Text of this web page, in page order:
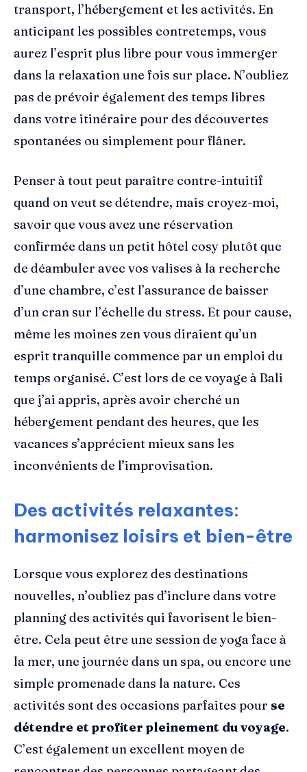
transport, l’hébergement et les activités. En
anticipant les possibles contretemps, vous
aurez l’esprit plus libre pour vous immerger
dans la relaxation une fois sur place. N’oubliez
pas de prévoir également des temps libres
dans votre itinéraire pour des découvertes
spontanées ou simplement pour flâner.
Penser à tout peut paraître contre-intuitif
quand on veut se détendre, mais croyez-moi,
savoir que vous avez une réservation
confirmée dans un petit hôtel cosy plutôt que
de déambuler avec vos valises à la recherche
d’une chambre, c’est l’assurance de baisser
d’un cran sur l’échelle du stress. Et pour cause,
même les moines zen vous diraient qu’un
esprit tranquille commence par un emploi du
temps organisé. C’est lors de ce voyage à Bali
que j’ai appris, après avoir cherché un
hébergement pendant des heures, que les
vacances s’apprécient mieux sans les
inconvénients de l’improvisation.
Des activités relaxantes:
harmonisez loisirs et bien-être
Lorsque vous explorez des destinations
nouvelles, n’oubliez pas d’inclure dans votre
planning des activités qui favorisent le bien-
être. Cela peut être une session de yoga face à
la mer, une journée dans un spa, ou encore une
simple promenade dans la nature. Ces
activités sont des occasions parfaites pour se
détendre et profiter pleinement du voyage.
C’est également un excellent moyen de